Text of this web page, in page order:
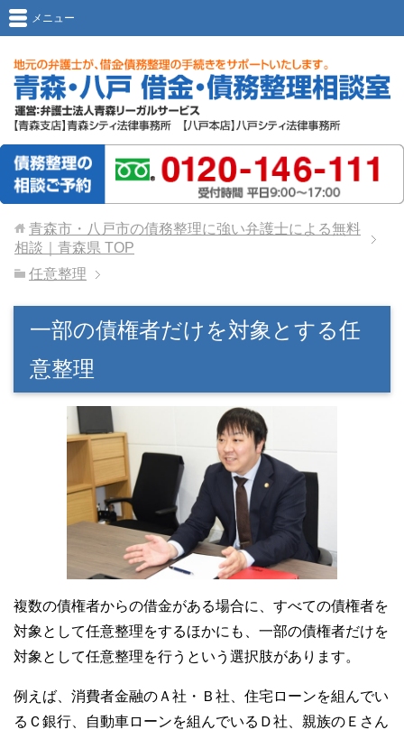
メニュー
青森市・八戸市の債務整理に強い弁護士による無料
相談｜青森県 TOP
任意整理
一部の債権者だけを対象とする任
意整理
複数の債権者からの借金がある場合に、すべての債権者を
対象として任意整理をするほかにも、一部の債権者だけを
対象として任意整理を行うという選択肢があります。
例えば、消費者金融のＡ社・Ｂ社、住宅ローンを組んでい
るＣ銀行、自動車ローンを組んでいるＤ社、親族のＥさん